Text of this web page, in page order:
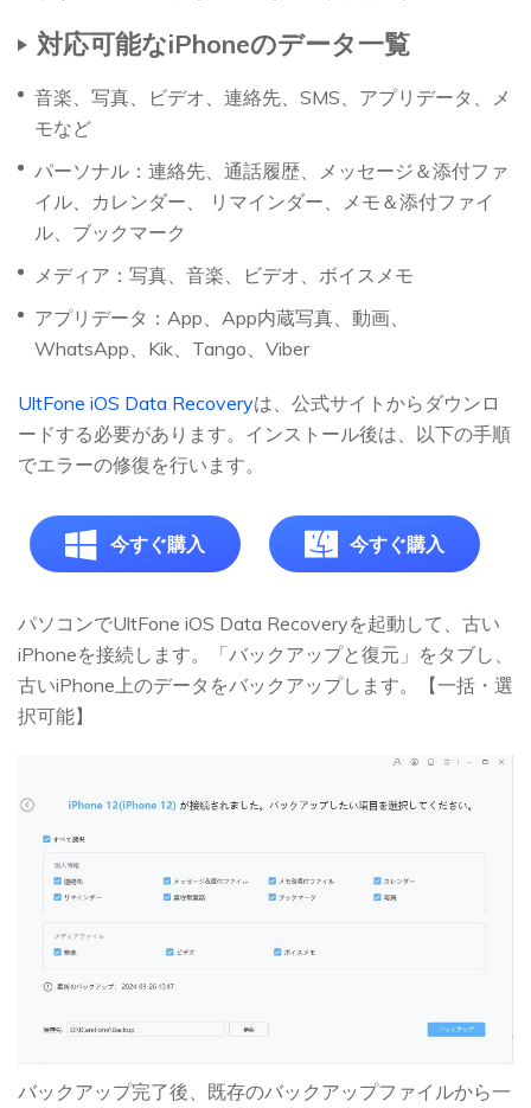
対応可能なiPhoneのデータ一覧
音楽、写真、ビデオ、連絡先、SMS、アプリデータ、メ
モなど
パーソナル：連絡先、通話履歴、メッセージ＆添付ファ
イル、カレンダー、 リマインダー、メモ＆添付ファイ
ル、ブックマーク
メディア：写真、音楽、ビデオ、ボイスメモ
アプリデータ：App、App内蔵写真、動画、
WhatsApp、Kik、Tango、Viber
UltFone iOS Data Recoveryは、公式サイトからダウンロ
ードする必要があります。インストール後は、以下の手順
でエラーの修復を行います。
今すぐ購入 今すぐ購入
パソコンでUltFone iOS Data Recoveryを起動して、古い
iPhoneを接続します。「バックアップと復元」をタブし、
古いiPhone上のデータをバックアップします。【一括・選
択可能】
バックアップ完了後、既存のバックアップファイルから一